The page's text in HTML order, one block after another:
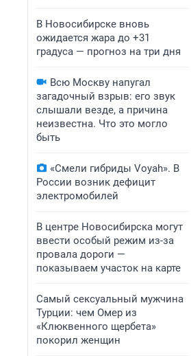
В Новосибирске вновь
ожидается жара до +31
градуса — прогноз на три дня
Всю Москву напугал
загадочный взрыв: его звук
слышали везде, а причина
неизвестна. Что это могло
быть
«Смели гибриды Voyah». В
России возник дефицит
электромобилей
В центре Новосибирска могут
ввести особый режим из-за
провала дороги —
показываем участок на карте
Самый сексуальный мужчина
Турции: чем Омер из
«Клюквенного щербета»
покорил женщин